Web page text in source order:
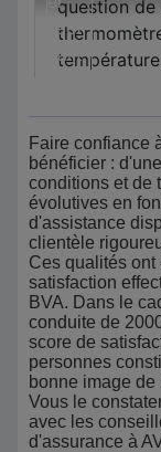
Faire confiance
bénéficier :
conditions et de
évolutives en
d'assistance
clientèle
Ces qualités ont
satisfaction
BVA. Dans le
conduite de
score de
personnes
bonne image de
Vous le
avec les
d'assurance à